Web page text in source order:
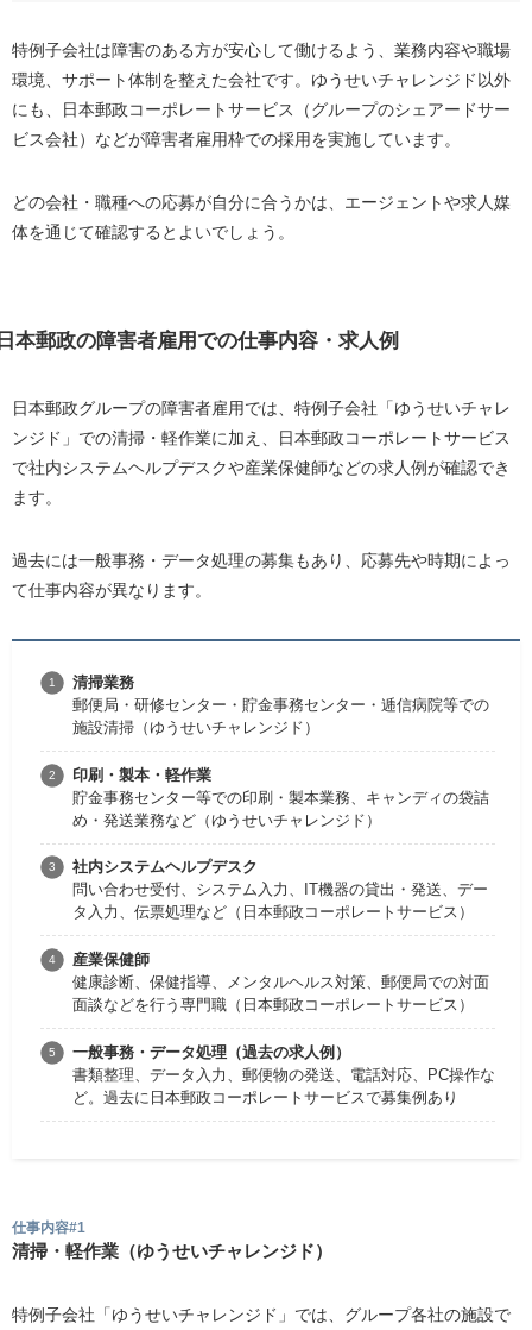
特例子会社は障害のある方が安心して働けるよう、業務内容や職場
環境、サポート体制を整えた会社です。ゆうせいチャレンジド以外
にも、日本郵政コーポレートサービス（グループのシェアードサー
ビス会社）などが障害者雇用枠での採用を実施しています。
どの会社・職種への応募が自分に合うかは、エージェントや求人媒
体を通じて確認するとよいでしょう。
本郵政の障害者雇用での仕事内容・求人例
日本郵政グループの障害者雇用では、特例子会社「ゆうせいチャレ
ンジド」での清掃・軽作業に加え、日本郵政コーポレートサービス
で社内システムヘルプデスクや産業保健師などの求人例が確認でき
ます。
過去には一般事務・データ処理の募集もあり、応募先や時期によっ
て仕事内容が異なります。
清掃業務
郵便局・研修センター・貯金事務センター・逓信病院等での
施設清掃（ゆうせいチャレンジド）
印刷・製本・軽作業
貯金事務センター等での印刷・製本業務、キャンディの袋詰
め・発送業務など（ゆうせいチャレンジド）
社内システムヘルプデスク
問い合わせ受付、システム入力、IT機器の貸出・発送、デー
タ入力、伝票処理など（日本郵政コーポレートサービス）
産業保健師
健康診断、保健指導、メンタルヘルス対策、郵便局での対面
面談などを行う専門職（日本郵政コーポレートサービス）
一般事務・データ処理（過去の求人例）
書類整理、データ入力、郵便物の発送、電話対応、PC操作な
ど。過去に日本郵政コーポレートサービスで募集例あり
仕事内容#1
清掃・軽作業（ゆうせいチャレンジド）
特例子会社「ゆうせいチャレンジド」では、グループ各社の施設で